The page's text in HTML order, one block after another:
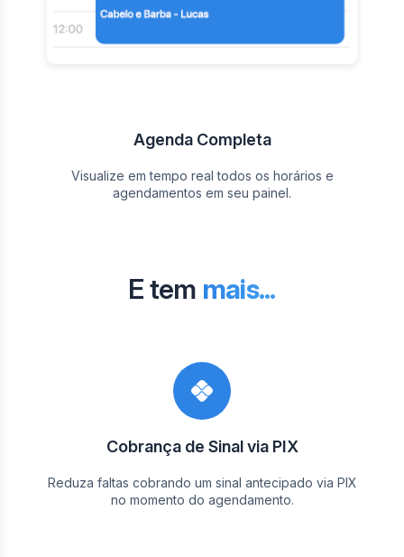
Agenda Completa
Visualize em tempo real todos os horários e
agendamentos em seu painel.
E tem mais...
Cobrança de Sinal via PIX
Reduza faltas cobrando um sinal antecipado via PIX
no momento do agendamento.